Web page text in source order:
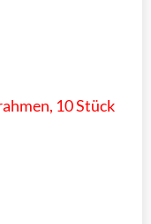
10 Stück